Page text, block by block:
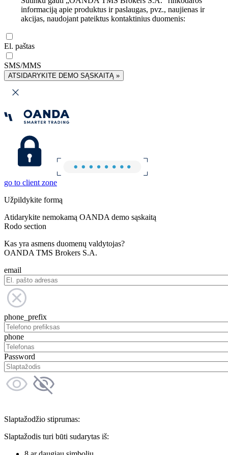
informaciją apie produktus ir paslaugas, pvz., naujienas ir
akcijas, naudojant pateiktus kontaktinius duomenis:
El. paštas
SMS/MMS
ATSIDARYKITE DEMO SĄSKAITĄ »
go to client zone
Užpildykite formą
Atidarykite nemokamą OANDA demo sąskaitą
Rodo section
Kas yra asmens duomenų valdytojas?
OANDA TMS Brokers S.A.
email
phone_prefix
phone
Password
Slaptažodžio stiprumas:
Slaptažodis turi būti sudarytas iš: